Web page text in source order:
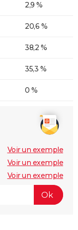
2,9 %
20,6 %
38,2 %
35,3 %
0 %
Voir un exemple
Voir un exemple
Voir un exemple